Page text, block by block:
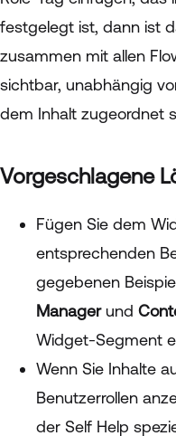
festgelegt ist, dann ist
zusammen mit allen
sichtbar, unabhängig
dem Inhalt zugeordnet
Vorgeschlagene
Fügen Sie dem
entsprechenden
gegebenen
Managerund
Widget-Segment
Wenn Sie Inhalte
Benutzerrollen
der Self Help